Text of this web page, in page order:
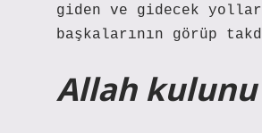
giden ve gidecek
başkalarının görüp
Allah kulunu